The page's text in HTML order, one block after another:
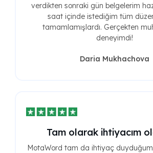
verdikten sonraki gün belgelerim
saat içinde istediğim tüm
tamamlamışlardı. Gerçekten
deneyimdi!
Daria Mukhachova
Tam olarak ihtiyacım
MotaWord tam da ihtiyaç